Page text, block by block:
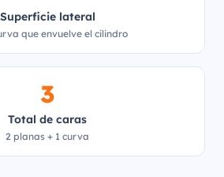
Superficie lateral
que envuelve el cilindro
3
Total de caras
2 planas + 1 curva